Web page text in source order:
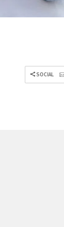
SOCIAL